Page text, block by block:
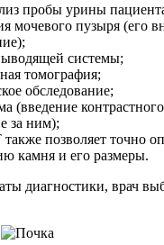
пробы урины
мочевого пузыря (его
системы;
томография;
обследование;
(введение
за ним);
позволяет точно
камня и его размеры.
диагностики, врач